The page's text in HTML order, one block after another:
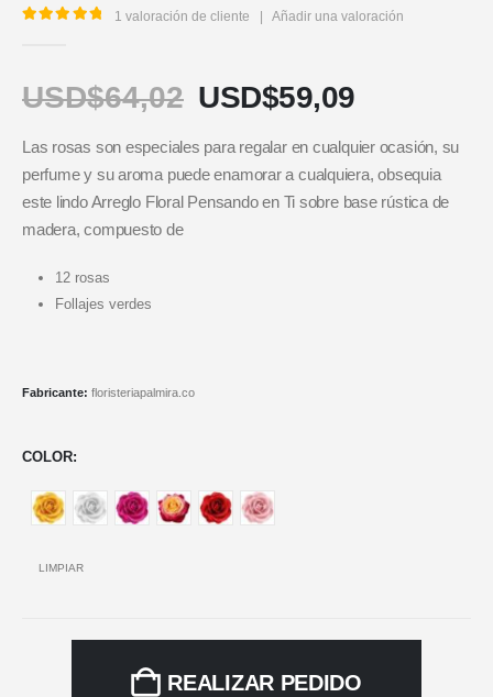
1 valoración de cliente | Añadir una valoración
USD$64,02 USD$59,09
Las rosas son especiales para regalar en cualquier ocasión, su
perfume y su aroma puede enamorar a cualquiera, obsequia
este lindo Arreglo Floral Pensando en Ti sobre base rústica de
madera, compuesto de
12 rosas
Follajes verdes
Fabricante: floristeriapalmira.co
COLOR
LIMPIAR
REALIZAR PEDIDO